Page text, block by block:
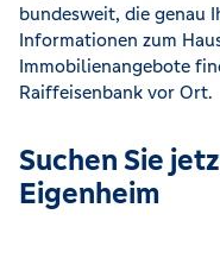
bundesweit, die genau
Informationen zum
Immobilienangebote
Raiffeisenbank vor Ort.
Suchen Sie
Eigenheim